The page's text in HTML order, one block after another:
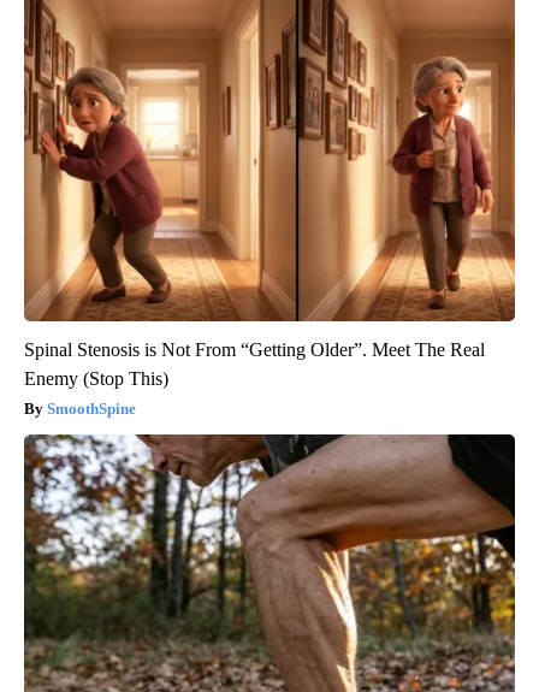
Spinal Stenosis is Not From “Getting Older”. Meet The Real
Enemy (Stop This)
SmoothSpine